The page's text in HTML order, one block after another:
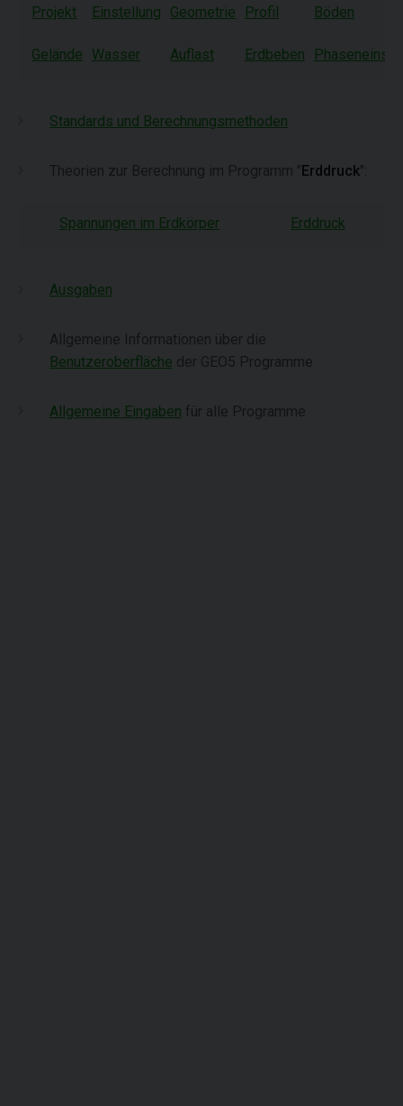
Projekt Einstellung Geometrie Profil Böden
Gelände Wasser Auflast Erdbeben
Standards und Berechnungsmethoden
Theorien zur Berechnung im Programm "Erddruck":
Spannungen im Erdkörper Erddruck
Ausgaben
Allgemeine Informationen über die
Benutzeroberfläche der GEO5 Programme
Allgemeine Eingaben für alle Programme